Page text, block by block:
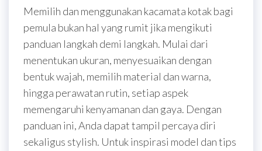
Memilih dan menggunakan kacamata kotak bagi
pemula bukan hal yang rumit jika mengikuti
panduan langkah demi langkah. Mulai dari
menentukan ukuran, menyesuaikan dengan
bentuk wajah, memilih material dan warna,
hingga perawatan rutin, setiap aspek
memengaruhi kenyamanan dan gaya. Dengan
panduan ini, Anda dapat tampil percaya diri
sekaligus stylish. Untuk inspirasi model dan tips